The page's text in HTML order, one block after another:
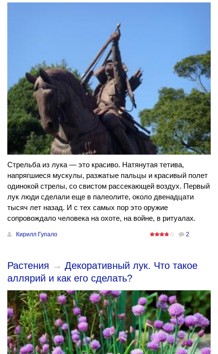
Стрельба из лука — это красиво. Натянутая тетива,
напрягшиеся мускулы, разжатые пальцы и красивый полет
одинокой стрелы, со свистом рассекающей воздух. Первый
лук люди сделали еще в палеолите, около двенадцати
тысяч лет назад. И с тех самых пор это оружие
сопровождало человека на охоте, на войне, в ритуалах.
Кирилл Гупало 2
Растения → Декоративный лук. Что такое
аллярий и как его сделать?